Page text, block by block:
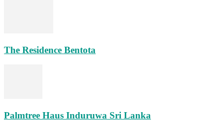
The Residence Bentota
Palmtree Haus Induruwa Sri Lanka